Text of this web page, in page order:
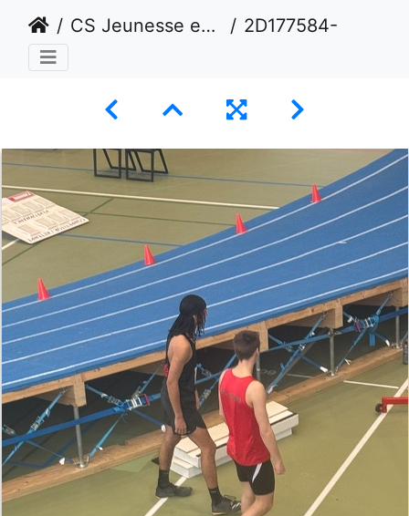
CS Jeunesse en salle Février 2025 - Macolin 2D177584-BEBF-4A88-BB39-BBDD160264A6 1 105 c